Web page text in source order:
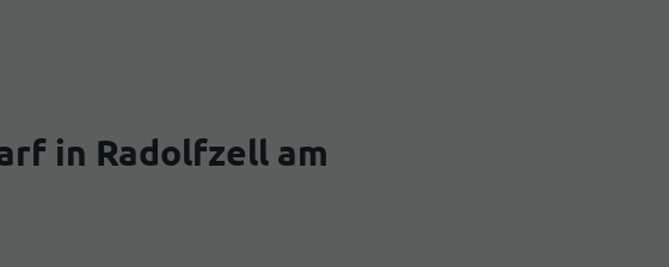
in Radolfzell am